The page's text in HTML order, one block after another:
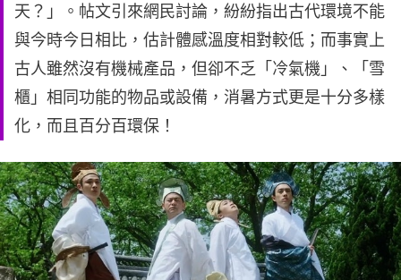
天？」。帖文引來網民討論，紛紛指出古代環境不能
與今時今日相比，估計體感溫度相對較低；而事實上
古人雖然沒有機械產品，但卻不乏「冷氣機」、「雪
櫃」相同功能的物品或設備，消暑方式更是十分多樣
化，而且百分百環保！